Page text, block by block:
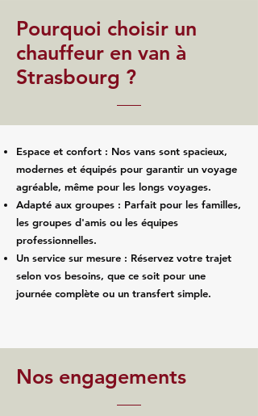
Pourquoi choisir un
chauffeur en van à
Strasbourg ?
Espace et confort : Nos vans sont spacieux,
modernes et équipés pour garantir un voyage
agréable, même pour les longs voyages.
Adapté aux groupes : Parfait pour les familles,
les groupes d'amis ou les équipes
professionnelles.
Un service sur mesure : Réservez votre trajet
selon vos besoins, que ce soit pour une
journée complète ou un transfert simple.
Nos engagements